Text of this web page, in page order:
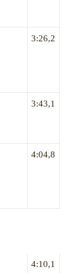
3:26,2
3:43,1
4:04,8
4:10,1